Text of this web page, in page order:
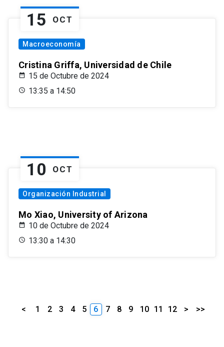
15 OCT
Macroeconomía
Cristina Griffa, Universidad de Chile
15 de Octubre de 2024
13:35 a 14:50
10 OCT
Organización Industrial
Mo Xiao, University of Arizona
10 de Octubre de 2024
13:30 a 14:30
< 1 2 3 4 5 6 7 8 9 10 11 12 > >>